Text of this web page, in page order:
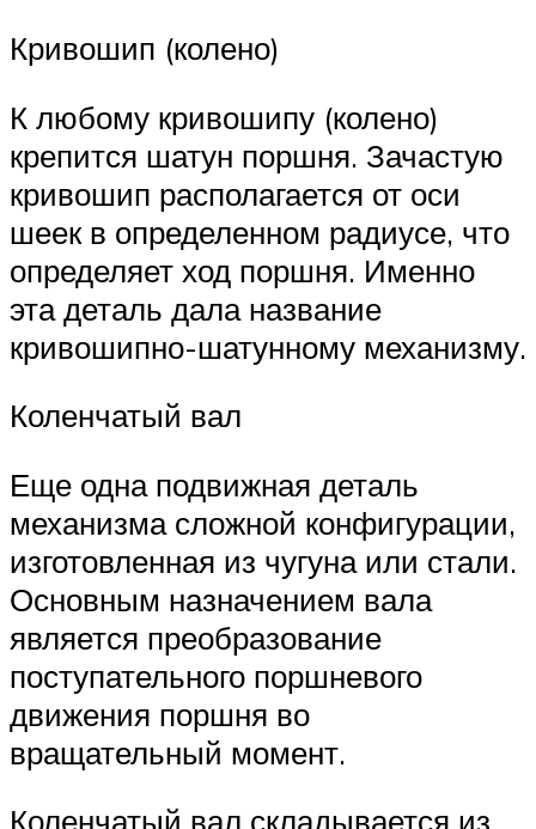
Кривошип (колено)
К любому кривошипу (колено)
крепится шатун поршня. Зачастую
кривошип располагается от оси
шеек в определенном радиусе, что
определяет ход поршня. Именно
эта деталь дала название
кривошипно-шатунному механизму.
Коленчатый вал
Еще одна подвижная деталь
механизма сложной конфигурации,
изготовленная из чугуна или стали.
Основным назначением вала
является преобразование
поступательного поршневого
движения поршня во
вращательный момент.
Коленчатый вал складывается из